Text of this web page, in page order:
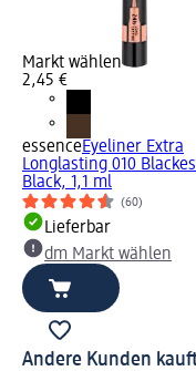
Markt wählen
2,45 €
essenceEyeliner Extra
Longlasting 010
Black, 1,1 ml
(60)
Lieferbar
dm Markt wählen
Andere Kunden